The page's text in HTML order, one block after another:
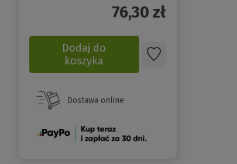
76,30 zł
Dodaj do
koszyka
Dostawa online
(Nowe